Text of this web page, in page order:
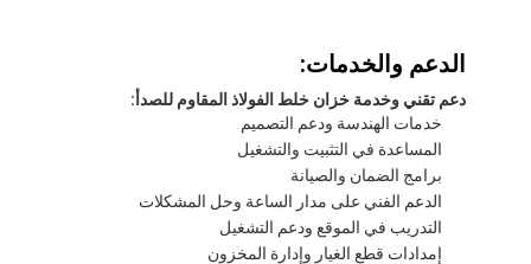
آلة التحميل والتفريغ الأوتوماتيكية
آلة التعقيم الآلي
آلة نقل الحزام
آلة روبوت باليتيزر
الدعم والخدمات:
دعم تقني وخدمة خزان خلط الفولاذ المقاوم للصدأ:
خدمات الهندسة ودعم التصميم
المساعدة في التثبيت والتشغيل
برامج الضمان والصيانة
الدعم الفني على مدار الساعة وحل المشكلات
التدريب في الموقع ودعم التشغيل
إمدادات قطع الغيار وإدارة المخزون